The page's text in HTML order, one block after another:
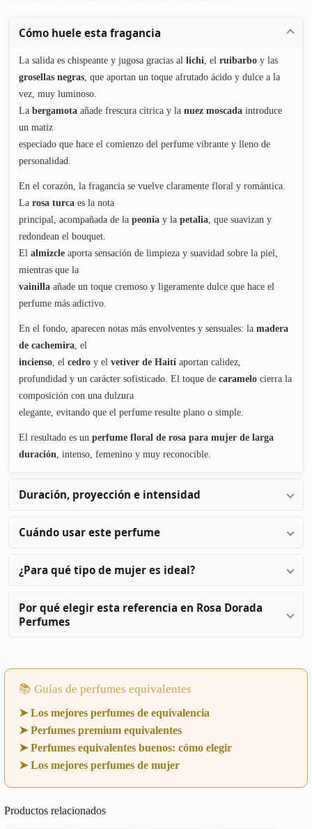
Cómo huele esta fragancia
La salida es chispeante y jugosa gracias al lichi , el ruibarbo y las
grosellas negras , que aportan un toque afrutado ácido y dulce a la
vez, muy luminoso.
La bergamota añade frescura cítrica y la nuez moscada introduce
un matiz
especiado que hace el comienzo del perfume vibrante y lleno de
personalidad.
En el corazón, la fragancia se vuelve claramente floral y romántica.
La rosa turca es la nota
principal, acompañada de la peonía y la petalia , que suavizan y
redondean el bouquet.
El almizcle aporta sensación de limpieza y suavidad sobre la piel,
mientras que la
vainilla añade un toque cremoso y ligeramente dulce que hace el
perfume más adictivo.
En el fondo, aparecen notas más envolventes y sensuales: la madera
de cachemira , el
incienso , el cedro y el vetiver de Haití aportan calidez,
profundidad y un carácter sofisticado. El toque de caramelo cierra la
composición con una dulzura
elegante, evitando que el perfume resulte plano o simple.
El resultado es un perfume floral de rosa para mujer de larga
duración , intenso, femenino y muy reconocible.
Duración, proyección e intensidad
Cuándo usar este perfume
¿Para qué tipo de mujer es ideal?
Por qué elegir esta referencia en Rosa Dorada
Perfumes
📚 Guías de perfumes equivalentes
➤ Los mejores perfumes de equivalencia
➤ Perfumes premium equivalentes
➤ Perfumes equivalentes buenos: cómo elegir
➤ Los mejores perfumes de mujer
Productos relacionados